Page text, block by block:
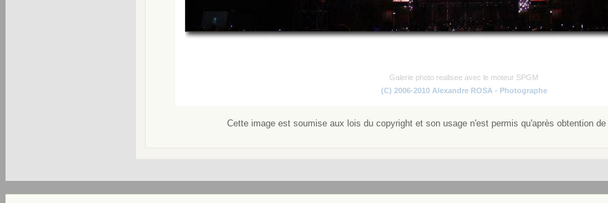
Galerie photo realisee avec le moteur SPGM
(C) 2006-2010 Alexandre ROSA - Photographe
Cette image est soumise aux lois du copyright et son usage n'est permis qu'après obtention de